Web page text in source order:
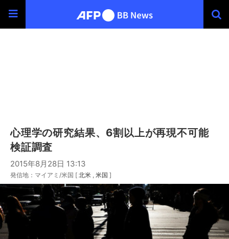
心理学の研究結果、6割以上が再現不可能
検証調査
2015年8月28日 13:13
発信地：マイアミ/米国 [ 北米 米国 ]